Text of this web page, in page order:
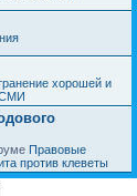
хорошей и
СМИ
Правовые
против клеветы